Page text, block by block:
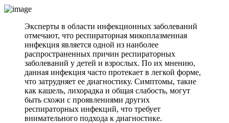
Эксперты в области инфекционных заболеваний
отмечают, что респираторная микоплазменная
инфекция является одной из наиболее
распространенных причин респираторных
заболеваний у детей и взрослых. По их мнению,
данная инфекция часто протекает в легкой форме,
что затрудняет ее диагностику. Симптомы, такие
как кашель, лихорадка и общая слабость, могут
быть схожи с проявлениями других
респираторных инфекций, что требует
внимательного подхода к диагностике.